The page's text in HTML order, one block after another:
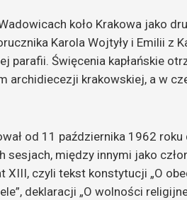
koło Krakowa jako
Karola Wojtyły i Emilii z
Święcenia kapłańskie
archidiecezji krakowskiej, a w
od 11 października 1962
między innymi jako
czyli tekst konstytucji „O
deklaracji „O wolności